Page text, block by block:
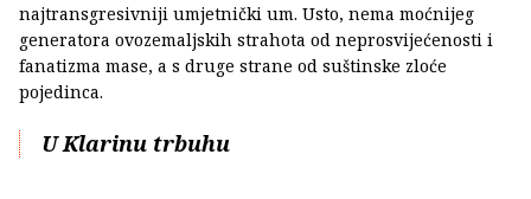
najtransgresivniji umjetnički um. Usto, nema moćnijeg
generatora ovozemaljskih strahota od neprosvijećenosti i
fanatizma mase, a s druge strane od suštinske zloće
pojedinca.
U Klarinu trbuhu